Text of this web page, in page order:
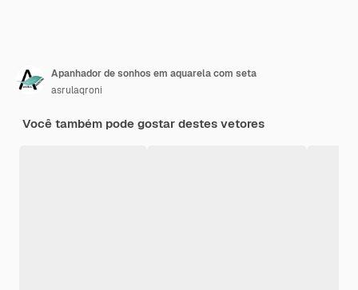
Apanhador de sonhos em aquarela com seta
asrulaqroni
Você também pode gostar destes vetores